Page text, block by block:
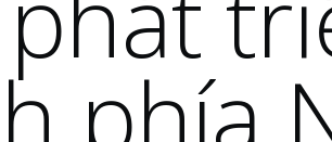
phía